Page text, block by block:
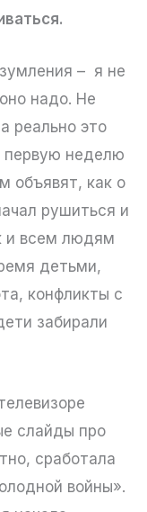
– я не
надо. Не
реально это
первую неделю
объявят, как о
рушиться и
и всем людям
детьми,
конфликты с
забирали
слайды про
сработала
войны».